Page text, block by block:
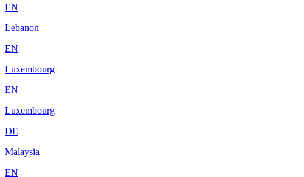
EN
Lebanon
EN
Luxembourg
EN
Luxembourg
DE
Malaysia
EN